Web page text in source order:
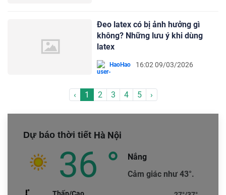
Đeo latex có bị ảnh hưởng gì
không? Những lưu ý khi dùng
latex
HaoHao 16:02 09/03/2026
‹ 1 2 3 4 5 ›
Dự báo thời tiết Hà Nội
36 °
Nắng
Cảm giác như 43°.